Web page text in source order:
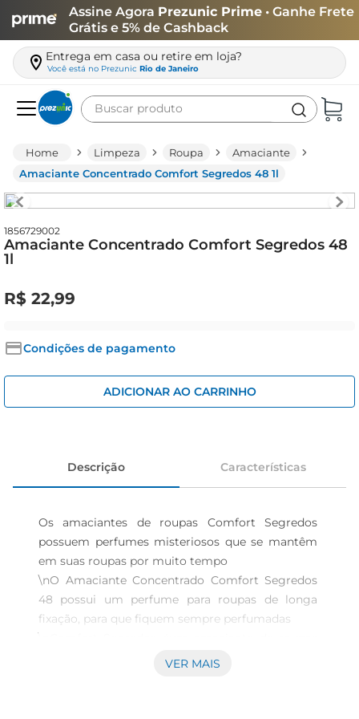
Assine Agora Prezunic Prime • Ganhe Frete
Grátis e 5% de Cashback
Entrega em casa ou retire em loja?
Você está no Prezunic Rio de Janeiro
Buscar produto
Limpeza Roupa
Amaciante
Amaciante Concentrado Comfort Segredos 48 1l
1856729002
Amaciante Concentrado Comfort Segredos 48
1l
R$ 22,99
Condições de pagamento
ADICIONAR AO CARRINHO
Descrição Características
Os amaciantes de roupas Comfort Segredos
possuem perfumes misteriosos que se mantêm
em suas roupas por muito tempo
\nO Amaciante Concentrado Comfort Segredos
48 possui um perfume para roupas de longa
fixação, para que fiquem sempre perfumadas
concentrado que possui uma combinação
VER MAIS
leite
queijo
biscoito
iogurte
papel higiênico